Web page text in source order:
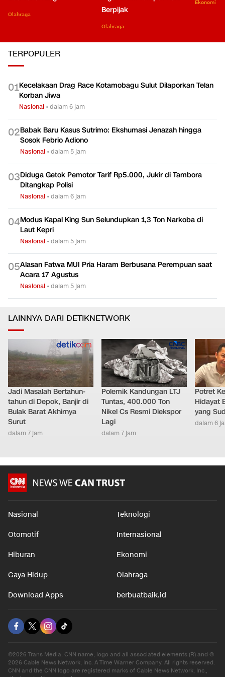
Olahraga
Berpijak
Olahraga
Ekonomi
TERPOPULER
01Kecelakaan Drag Race Kotamobagu Sulut Dilaporkan Telan
Korban Jiwa
Nasional •dalam 6 jam
02Babak Baru Kasus Sutrimo: Ekshumasi Jenazah hingga
Sosok Febrio Adiono
Nasional •dalam 5 jam
03Diduga Getok Pemotor Tarif Rp5.000, Jukir di Tambora
Ditangkap Polisi
Nasional •dalam 6 jam
04Modus Kapal King Sun Selundupkan 1,3 Ton Narkoba di
Laut Kepri
Nasional •dalam 5 jam
05Alasan Fatwa MUI Pria Haram Berbusana Perempuan saat
Acara 17 Agustus
Nasional •dalam 5 jam
LAINNYA DARI DETIKNETWORK
Jadi Masalah Bertahun-
tahun di Depok, Banjir di
Bulak Barat Akhirnya
Surut
dalam 7 jam
Polemik Kandungan LTJ
Tuntas, 400.000 Ton
Nikel Cs Resmi Diekspor
Lagi
dalam 7 jam
Potret
Hidayat
yang
dalam 6
Nasional Teknologi
Otomotif Internasional
Hiburan Ekonomi
Gaya Hidup Olahraga
Download Apps berbuatbaik.id
©2026 Trans Media, CNN name, logo and all associated elements (R) and ©
2026 Cable News Network, Inc. A Time Warner Company. All rights reserved.
CNN and the CNN logo are registered marks of Cable News Network, Inc.,